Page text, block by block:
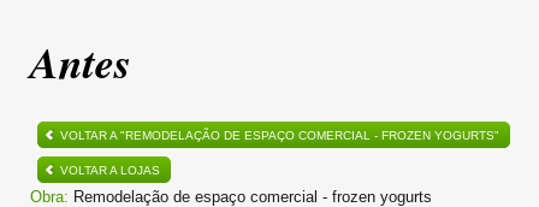
Antes
VOLTAR A "REMODELAÇÃO DE ESPAÇO COMERCIAL - FROZEN YOGURTS"
VOLTAR A LOJAS
Obra: Remodelação de espaço comercial - frozen yogurts